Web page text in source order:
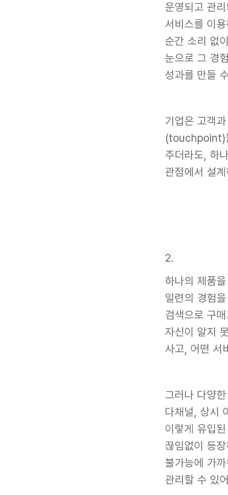
운영되고 관
서비스를 이
순간 소리 없
눈으로 그 경
성과를 만들
기업은 고객
(touchpoint)
주더라도, 하
관점에서 설
2.
하나의 제품
일련의 경험
검색으로 구
자신이 알지
사고, 어떤 서
그러나 다양
다채널, 상시
이렇게 유입
끊임없이 등
불가능에 가
관리할 수 있